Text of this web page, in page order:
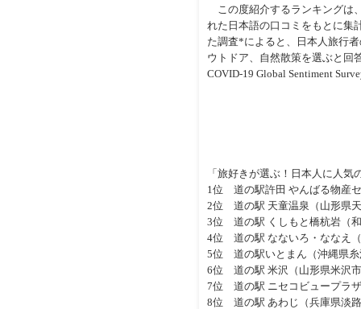
この度紹介するランキングは
れた日本語の口コミをもとに集
た調査*によると、日本人旅行
ウトドア、自然散策を選ぶと回
COVID-19 Global Sentiment
「旅好きが選ぶ！日本人に人気
1位 道の駅許田 やんばる物産
2位 道の駅 天童温泉（山形県
3位 道の駅 くしもと橋杭岩（
4位 道の駅 なないろ・ななえ
5位 道の駅いとまん（沖縄県糸
6位 道の駅 米沢（山形県米沢
7位 道の駅 ニセコビュープラ
8位 道の駅 あわじ（兵庫県淡